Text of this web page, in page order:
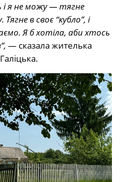
і я не можу — тягне
в своє “кубло”, і
Я б хотіла, аби хтось
— сказала жителька